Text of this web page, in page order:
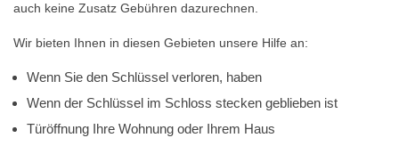
auch keine Zusatz Gebühren dazurechnen.
Wir bieten Ihnen in diesen Gebieten unsere Hilfe an:
Wenn Sie den Schlüssel verloren, haben
Wenn der Schlüssel im Schloss stecken geblieben ist
Türöffnung Ihre Wohnung oder Ihrem Haus